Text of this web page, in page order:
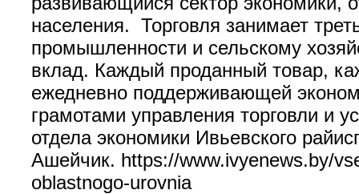
населения. Торговля занимает
промышленности и сельскому
вклад. Каждый проданный товар,
ежедневно поддерживающей
грамотами управления торговли и
отдела экономики Ивьевского
Ашейчик. https://www.ivyenews.by/
oblastnogo-urovnia